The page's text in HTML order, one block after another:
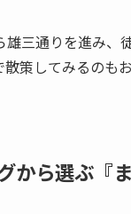
雄三通りを進み、
策してみるのも
から選ぶ『